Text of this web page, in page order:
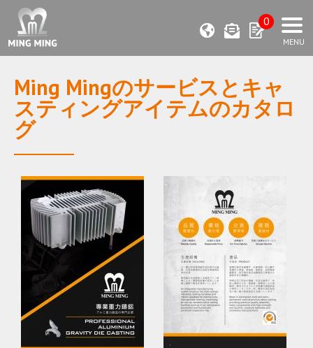
0
Ming Mingのサービスとキャ
スティングアイテムのカタロ
グ